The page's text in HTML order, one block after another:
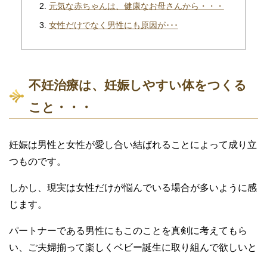
元気な赤ちゃんは、健康なお母さんから・・・
女性だけでなく男性にも原因が･･･
不妊治療は、妊娠しやすい体をつくる
こと・・・
妊娠は男性と女性が愛し合い結ばれることによって成り立
つものです。
しかし、現実は女性だけが悩んでいる場合が多いように感
じます。
パートナーである男性にもこのことを真剣に考えてもら
い、ご夫婦揃って楽しくベビー誕生に取り組んで欲しいと